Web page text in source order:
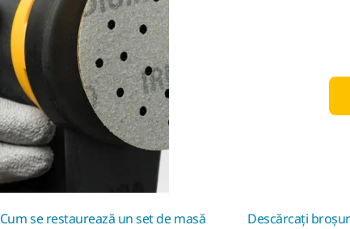
Cum se restaurează un set de masă Descărcați